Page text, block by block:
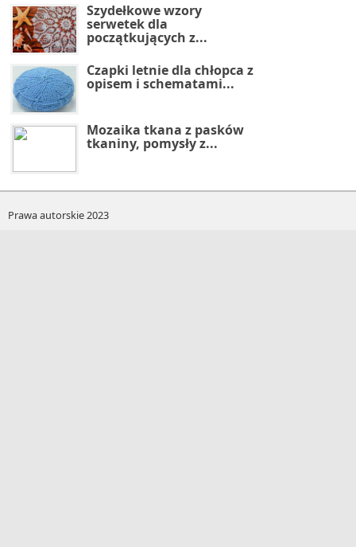
Szydełkowe wzory
serwetek dla
początkujących z...
Czapki letnie dla chłopca z
opisem i schematami...
Mozaika tkana z pasków
tkaniny, pomysły z...
Prawa autorskie 2023